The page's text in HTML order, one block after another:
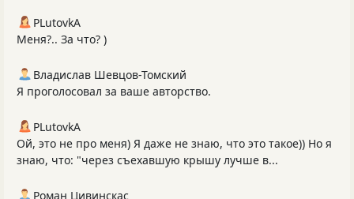
PLutоvkА
Меня?.. За что? )
Владислав Шевцов-Томский
Я проголосовал за ваше авторство.
PLutоvkА
Ой, это не про меня) Я даже не знаю, что это такое)) Но я
знаю, что: "через съехавшую крышу лучше в...
Роман Цивинскас